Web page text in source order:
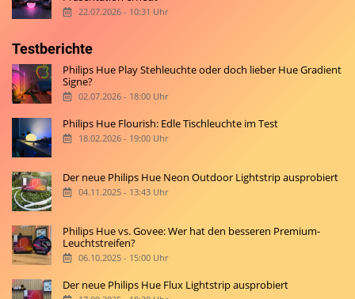
22.07.2026 - 10:31 Uhr
Testberichte
Philips Hue Play Stehleuchte oder doch lieber Hue Gradient
Signe?
02.07.2026 - 18:00 Uhr
Philips Hue Flourish: Edle Tischleuchte im Test
18.02.2026 - 19:00 Uhr
Der neue Philips Hue Neon Outdoor Lightstrip ausprobiert
04.11.2025 - 13:43 Uhr
Philips Hue vs. Govee: Wer hat den besseren Premium-
Leuchtstreifen?
06.10.2025 - 15:00 Uhr
Der neue Philips Hue Flux Lightstrip ausprobiert